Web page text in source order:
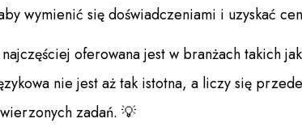
wymienić się doświadczeniami i uzyskać
oferowana jest w branżach takich
nie jest aż tak istotna, a liczy się
zadań. 💡